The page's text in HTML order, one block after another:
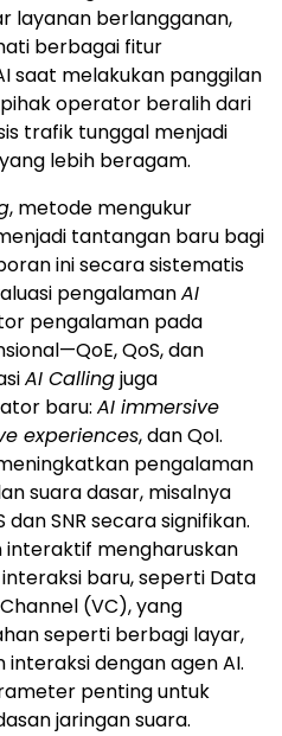
layanan berlangganan,
berbagai fitur
saat melakukan panggilan
operator beralih dari
trafik tunggal menjadi
lebih beragam.
, metode mengukur
tantangan baru bagi
ini secara sistematis
pengalamanAI
pengalaman pada
QoS, dan
AI Callingjuga
baru: AI immersive
experiences, dan QoI.
pengalaman
suara dasar, misalnya
SNR secara signifikan.
interaktif mengharuskan
baru, seperti Data
(VC), yang
seperti berbagi layar,
dengan agen AI.
penting untuk
jaringan suara.